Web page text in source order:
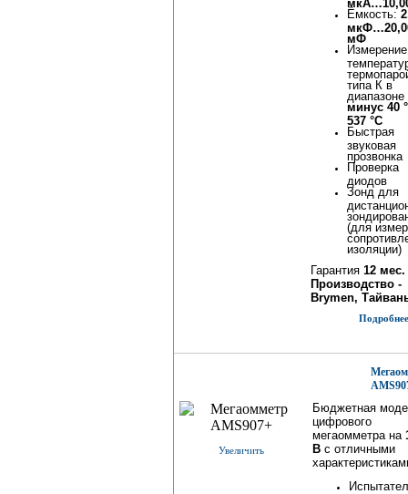
Ёмкость:
мФ
Измерение
типа К в
диапазоне
минус 40
537 °C
Быстрая
звуковая
прозвонка
Проверка
диодов
Зонд для
(для
изоляции)
Гарантия 12 мес.
Производство -
Brymen,
Увеличить
Бюджетная
цифрового
мегаомметра на
В с отличными